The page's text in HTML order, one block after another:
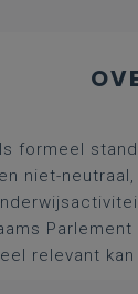
formeel
niet-
relevant